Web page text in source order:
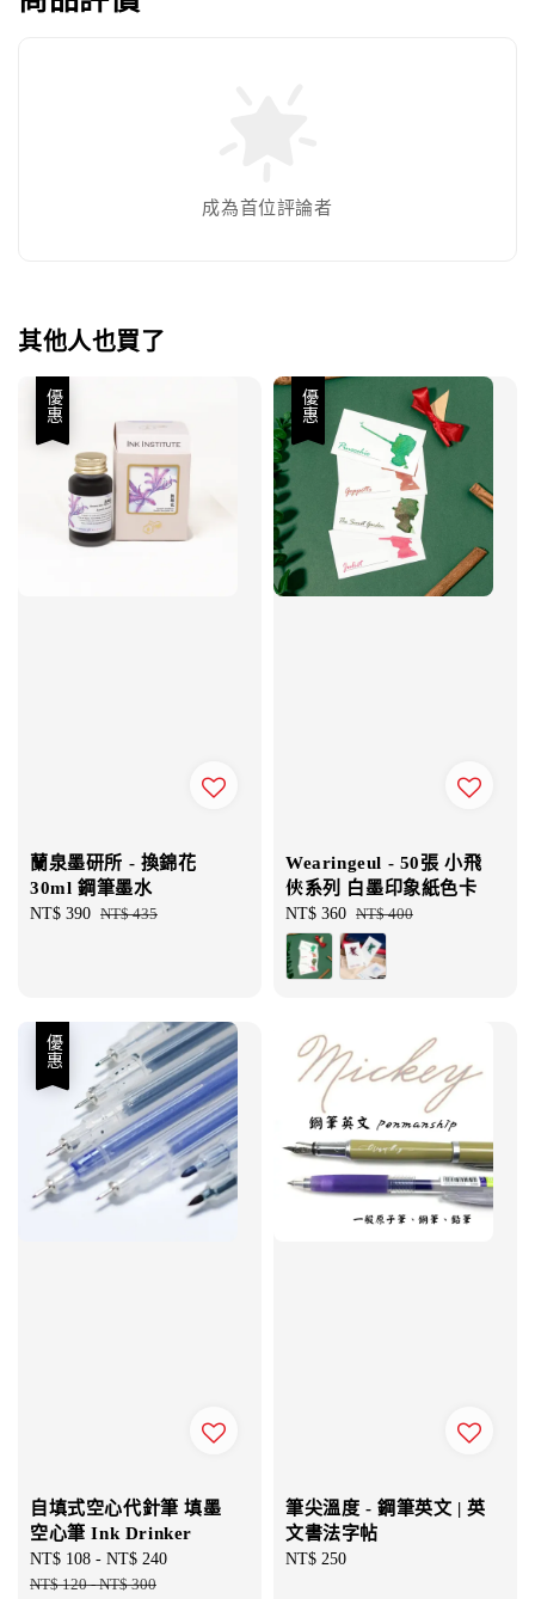
成為首位評論者
其他人也買了
優惠
蘭泉墨研所 - 換錦花
30ml 鋼筆墨水
Sale
NT$ 390 Regular
NT$ 435
優惠
Wearingeul - 50張 小飛
俠系列 白墨印象紙色卡
Sale
price
NT$ 360 Regular
price
NT$ 400
優惠
自填式空心代針筆 填墨
空心筆 Ink Drinker
Sale
price
NT$ 108 - NT$ 240
NT$ 120-NT$ 300
筆尖溫度 - 鋼筆英文 | 英
文書法字帖
Regular
NT$ 250